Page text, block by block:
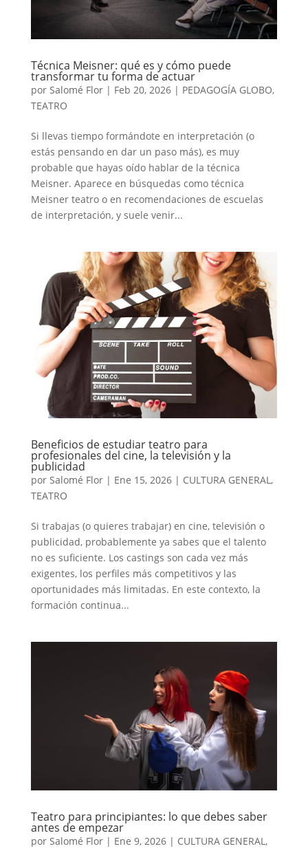
Técnica Meisner: qué es y cómo puede
transformar tu forma de actuar
por Salomé Flor| Feb 20, 2026| PEDAGOGÍA GLOBO,
TEATRO
Si llevas tiempo formándote en interpretación (o
estás pensando en dar un paso más), es muy
probable que hayas oído hablar de la técnica
Meisner. Aparece en búsquedas como técnica
Meisner teatro o en recomendaciones de escuelas
de interpretación, y suele venir...
Beneficios de estudiar teatro para
profesionales del cine, la televisión y la
publicidad
por Salomé Flor| Ene 15, 2026| CULTURA GENERAL,
TEATRO
Si trabajas (o quieres trabajar) en cine, televisión o
publicidad, probablemente ya sabes que el talento
no es suficiente. Los castings son cada vez más
exigentes, los perfiles más competitivos y las
oportunidades más limitadas. En este contexto, la
formación continua...
Teatro para principiantes: lo que debes saber
antes de empezar
por Salomé Flor| Ene 9, 2026| CULTURA GENERAL,